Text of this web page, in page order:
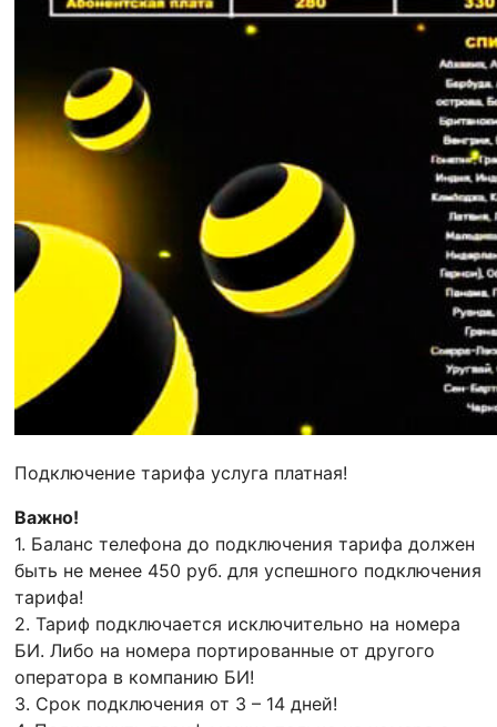
Подключение тарифа услуга платная!
Важно!
1. Баланс телефона до подключения тарифа должен
быть не менее 450 руб. для успешного подключения
тарифа!
2. Тариф подключается исключительно на номера
БИ. Либо на номера портированные от другого
оператора в компанию БИ!
3. Срок подключения от 3 – 14 дней!